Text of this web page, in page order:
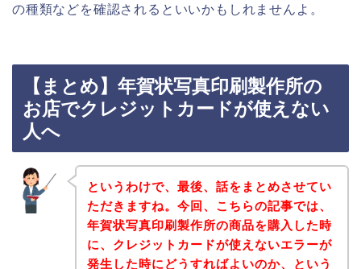
の種類などを確認されるといいかもしれませんよ。
【まとめ】年賀状写真印刷製作所の
お店でクレジットカードが使えない
人へ
というわけで、最後、話をまとめさせてい
ただきますね。今回、こちらの記事では、
年賀状写真印刷製作所の商品を購入した時
に、クレジットカードが使えないエラーが
発生した時にどうすればよいのか、という